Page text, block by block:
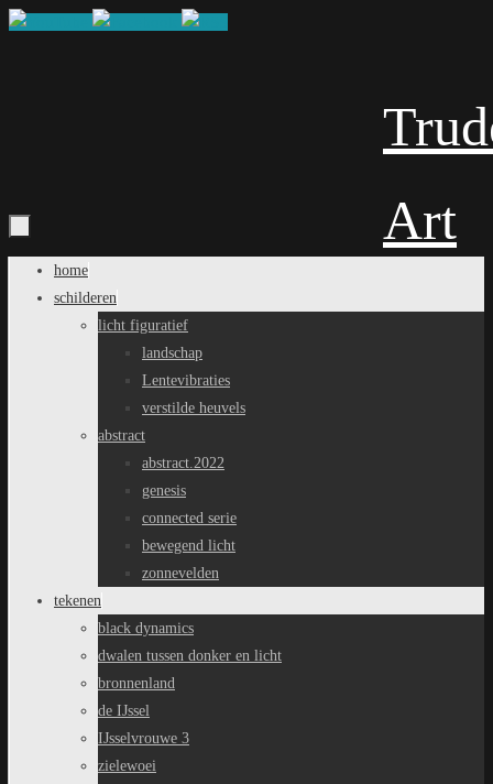
Ga
Art
home
schilderen
licht figuratief
landschap
Lentevibraties
verstilde heuvels
abstract
abstract.2022
genesis
connected serie
bewegend licht
zonnevelden
tekenen
black dynamics
dwalen tussen donker en licht
bronnenland
de IJssel
IJsselvrouwe 3
zielewoei